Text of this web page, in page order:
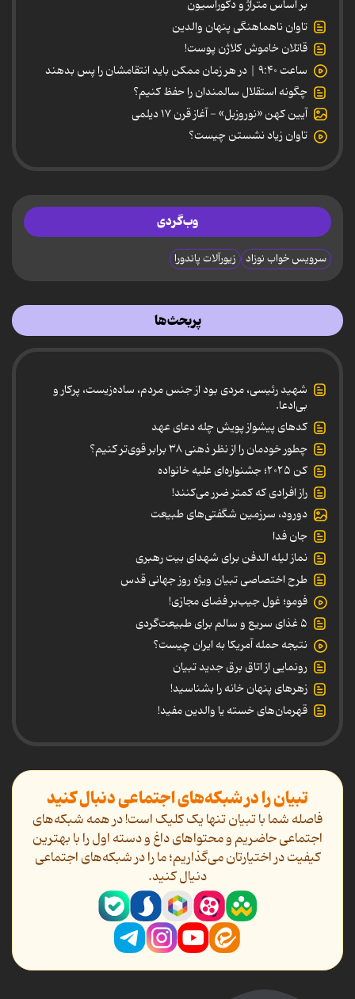
بر اساس متراژ و دکوراسیون
تاوان ناهماهنگی پنهان والدین
قاتلان خاموش کلاژن پوست!
ساعت ۹:۴۰ | در هر زمان ممکن باید انتقامشان را پس بدهند
چگونه استقلال سالمندان را حفظ کنیم؟
آیین کهن «نوروزبل» - آغاز قرن ۱۷ دیلمی
تاوان زیاد نشستن چیست؟
وب‌گردی
سرویس خواب نوزاد زیورآلات پاندورا
پربحث‌ها
شهید رئیسی، مردی بود از جنس مردم، ساده‌زیست، پرکار و
بی‌ادعا.
کدهای پیشواز پویش چله دعای عهد
چطور خودمان را از نظر ذهنی ۳۸ برابر قوی‌تر کنیم؟
کن ۲۰۲۵؛ جشنواره‌ای علیه خانواده
راز افرادی که کمتر ضرر می‌کنند!
دورود، سرزمین شگفتی‌های طبیعت
جان فدا
نماز لیله الدفن برای شهدای بیت رهبری
طرح اختصاصی تبیان ویژه روز جهانی قدس
فومو؛ غول جیب‌بر فضای مجازی!
۵ غذای سریع و سالم برای طبیعت‌گردی
نتیجه حمله آمریکا به ایران چیست؟
رونمایی از اتاق برق جدید تبیان
زهرهای پنهان خانه را بشناسید!
قهرمان‌های خسته یا والدین مفید!
تبیان را در شبکه‌های اجتماعی دنبال کنید
فاصله شما با تبیان تنها یک کلیک است! در همه شبکه‌های
اجتماعی حاضریم و محتواهای داغ و دسته اول را با بهترین
کیفیت در اختیارتان می‌گذاریم؛ ما را در شبکه‌های اجتماعی
دنیال کنید.